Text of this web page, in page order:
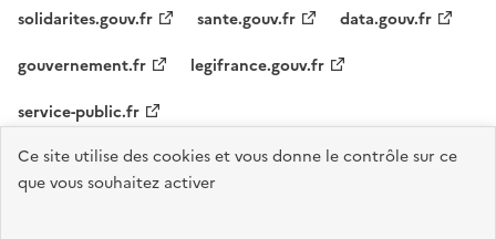
solidarites.gouv.fr sante.gouv.fr
data.gouv.fr
gouvernement.fr
legifrance.gouv.fr
service-public.fr
Accessibilité : Conforme
Ce site utilise des cookies et vous donne le contrôle sur ce
que vous souhaitez activer